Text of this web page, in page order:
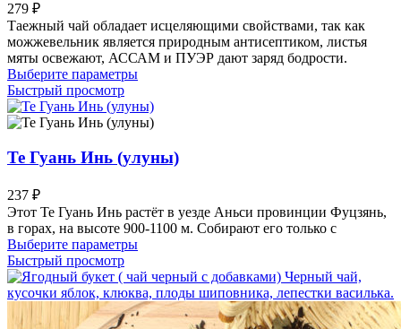
странице
товара.
279 ₽
Таежный чай обладает исцеляющими свойствами, так как
можжевельник является природным антисептиком, листья
мяты освежают, АССАМ и ПУЭР дают заряд бодрости.
Выберите параметрыЭтот
имеет
несколько
Опции
можно
странице
товара.
Быстрый просмотр
Те Гуань Инь (улуны)
237 ₽
Этот Те Гуань Инь растёт в уезде Аньси провинции Фуцзянь,
в горах, на высоте 900-1100 м. Собирают его только c
Выберите параметрыЭтот
имеет
несколько
вариаций.
Быстрый просмотр